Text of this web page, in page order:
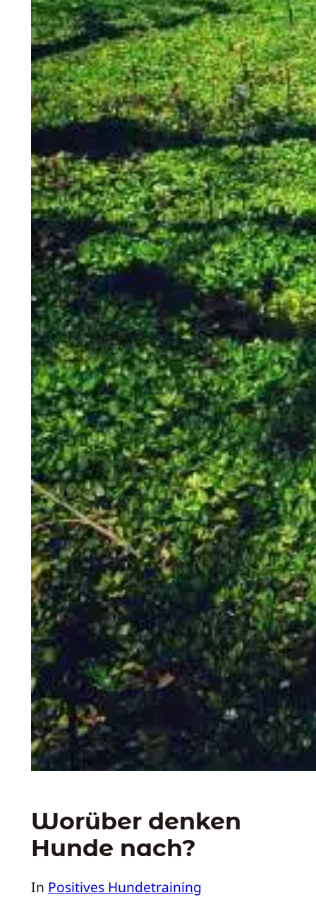
Worüber denken
Hunde nach?
In Positives Hundetraining